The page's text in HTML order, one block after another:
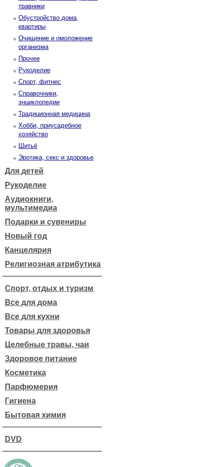
травники
Обустройство дома,
квартиры
Очищение и омоложение
организма
Прочее
Рукоделие
Спорт, фитнес
Справочники,
энциклопедии
Традиционная медицина
Хобби, приусадебное
хозяйство
Шитьё
Эротика, секс и здоровье
Для детей
Рукоделие
Аудиокниги,
мультимедиа
Подарки и сувениры
Новый год
Канцелярия
Религиозная атрибутика
Спорт, отдых и туризм
Все для дома
Все для кухни
Товары для здоровья
Целебные травы, чаи
Здоровое питание
Косметика
Парфюмерия
Гигиена
Бытовая химия
DVD